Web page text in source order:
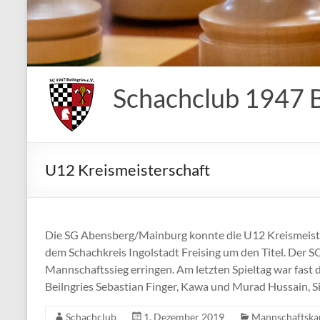
Schachclub 1947
U12 Kreismeisterschaft
Die SG Abensberg/Mainburg konnte die U12
dem Schachkreis Ingolstadt Freising um den Titel. Der
Mannschaftssieg erringen. Am letzten Spieltag war
Beilngries Sebastian Finger, Kawa und Murad Hussain,
Schachclub 1. Dezember 2019